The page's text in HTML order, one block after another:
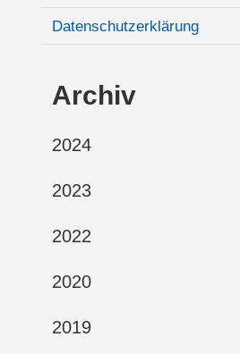
Datenschutzerklärung
Archiv
2024
2023
2022
2020
2019